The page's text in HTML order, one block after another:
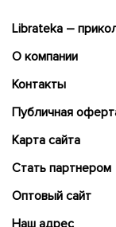
Librateka –
О компании
Контакты
Публичная
Карта сайта
Cтать партнером
Оптовый сайт
Наш адрес